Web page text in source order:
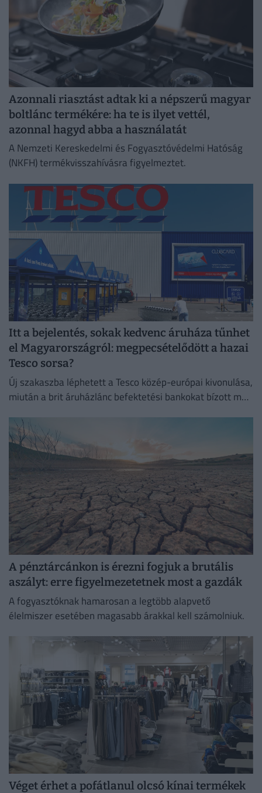
Azonnali riasztást adtak ki a népszerű magyar
boltlánc termékére: ha te is ilyet vettél,
azonnal hagyd abba a használatát
A Nemzeti Kereskedelmi és Fogyasztóvédelmi Hatóság
(NKFH) termékvisszahívásra figyelmeztet.
Itt a bejelentés, sokak kedvenc áruháza tűnhet
el Magyarországról: megpecsételődött a hazai
Tesco sorsa?
Új szakaszba léphetett a Tesco közép-európai kivonulása,
miután a brit áruházlánc befektetési bankokat bízott meg
A pénztárcánkon is érezni fogjuk a brutális
aszályt: erre figyelmezetetnek most a gazdák
A fogyasztóknak hamarosan a legtöbb alapvető
élelmiszer esetében magasabb árakkal kell számolniuk.
Véget érhet a pofátlanul olcsó kínai termékek